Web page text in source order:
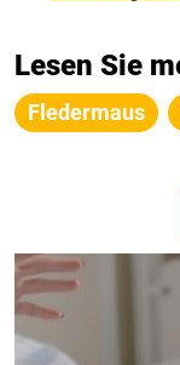
Lesen Sie
Fledermaus